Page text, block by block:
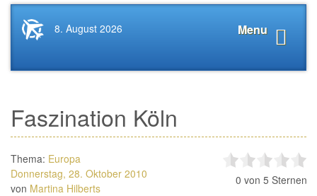
Startseite
News.Tourismus.com
Menu
8. August 2026
Faszination Köln
Thema: Europa
Donnerstag, 28. Oktober 2010
von Martina Hilberts
0 von 5 Sternen